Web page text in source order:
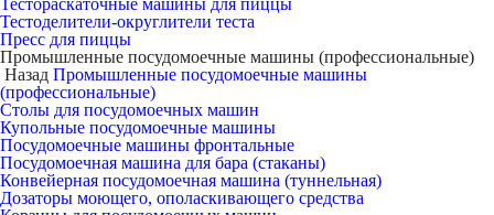
Тестораскаточные машины для пиццы
Тестоделители-округлители теста
Пресс для пиццы
Промышленные посудомоечные машины (профессиональные)
Назад Промышленные посудомоечные машины
(профессиональные)
Столы для посудомоечных машин
Купольные посудомоечные машины
Посудомоечные машины фронтальные
Посудомоечная машина для бара (стаканы)
Конвейерная посудомоечная машина (туннельная)
Дозаторы моющего, ополаскивающего средства